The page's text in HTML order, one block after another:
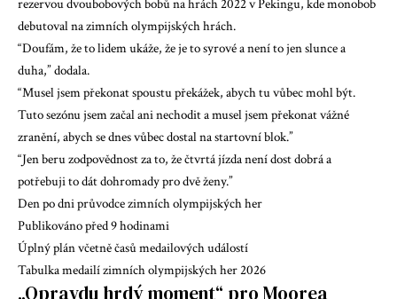
rezervou dvoubobových bobů na hrách 2022 v Pekingu, kde monobob
debutoval na zimních olympijských hrách.
“Doufám, že to lidem ukáže, že je to syrové a není to jen slunce a
duha,” dodala.
“Musel jsem překonat spoustu překážek, abych tu vůbec mohl být.
Tuto sezónu jsem začal ani nechodit a musel jsem překonat vážné
zranění, abych se dnes vůbec dostal na startovní blok.”
“Jen beru zodpovědnost za to, že čtvrtá jízda není dost dobrá a
potřebuji to dát dohromady pro dvě ženy.”
Den po dni průvodce zimních olympijských her
Publikováno před 9 hodinami
Úplný plán včetně časů medailových událostí
Tabulka medailí zimních olympijských her 2026
„Opravdu hrdý moment“ pro Moorea